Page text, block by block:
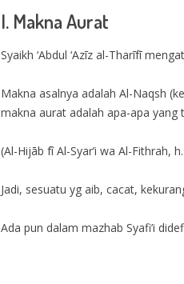
I. Makna Aurat
Syaikh ‘Abdul ‘Azīz al-Tharīfī
Makna asalnya adalah Al-Naqsh
makna aurat adalah apa-apa yang
(Al-Hijāb fî Al-Syar’i wa Al-Fithrah,
Jadi, sesuatu yg aib, cacat,
Ada pun dalam mazhab Syafi’i